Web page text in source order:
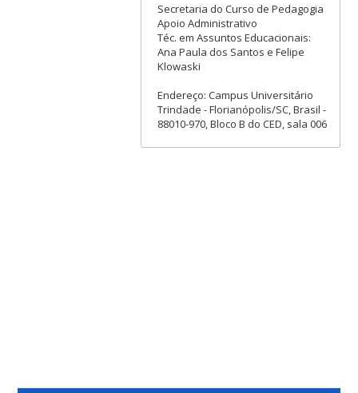
Secretaria do Curso de Pedagogia
Apoio Administrativo
Téc. em Assuntos Educacionais:
Ana Paula dos Santos e Felipe
Klowaski
Endereço: Campus Universitário
Trindade - Florianópolis/SC, Brasil -
88010-970, Bloco B do CED, sala 006